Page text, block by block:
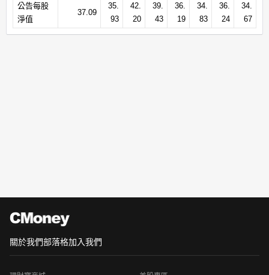
公告每股
淨值
37.09
35.
93
42.
20
39.
43
36.
19
34.
83
36.
24
34.
67
關於我們部落格加入我們